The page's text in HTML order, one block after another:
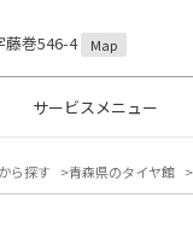
藤巻546-4 Map
サービスメニュー
ら探す 青森県のタイヤ館